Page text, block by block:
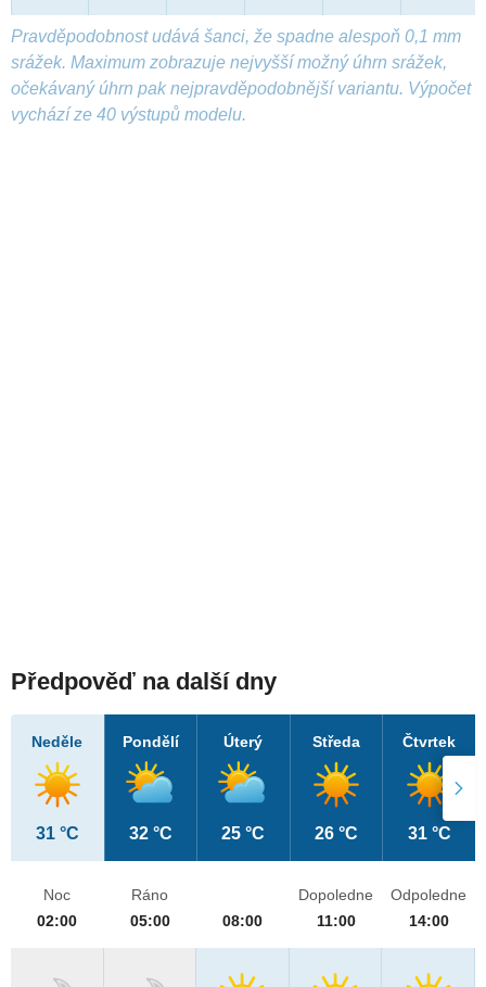
Pravděpodobnost udává šanci, že spadne alespoň 0,1 mm
srážek. Maximum zobrazuje nejvyšší možný úhrn srážek,
očekávaný úhrn pak nejpravděpodobnější variantu. Výpočet
vychází ze 40 výstupů modelu.
Předpověď na další dny
Neděle
31 °C
Pondělí
32 °C
Úterý
25 °C
Středa
26 °C
Čtvrtek
31 °C
Noc
02:00
Ráno
05:00
08:00
Dopoledne
11:00
Odpoledne
14:00